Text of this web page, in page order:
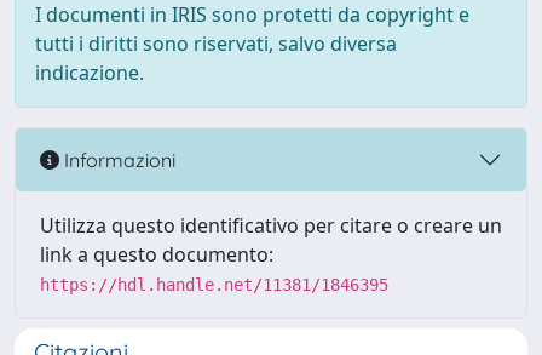
I documenti in IRIS sono protetti da copyright e
tutti i diritti sono riservati, salvo diversa
indicazione.
Informazioni
Utilizza questo identificativo per citare o creare un
link a questo documento:
https://hdl.handle.net/11381/1846395